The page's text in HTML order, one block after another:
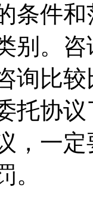
条件
别。
询比
托协
，一
。